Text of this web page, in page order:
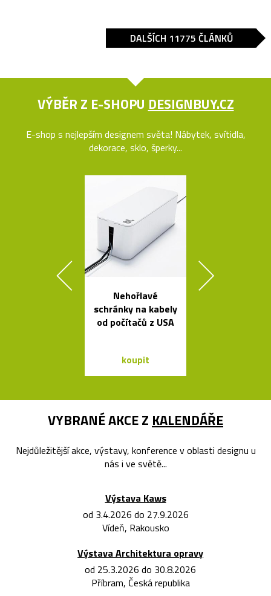
DALŠÍCH 11775 ČLÁNKŮ
VÝBĚR Z E-SHOPU DESIGNBUY.CZ
E-shop s nejlepším designem světa! Nábytek, svítidla,
dekorace, sklo, šperky...
Nehořlavé
schránky na kabely
od počítačů z USA
koupit
VYBRANÉ AKCE Z KALENDÁŘE
Nejdůležitější akce, výstavy, konference v oblasti designu u
nás i ve světě...
Výstava Kaws
od 3.4.2026 do 27.9.2026
Vídeň, Rakousko
Výstava Architektura opravy
od 25.3.2026 do 30.8.2026
Příbram, Česká republika